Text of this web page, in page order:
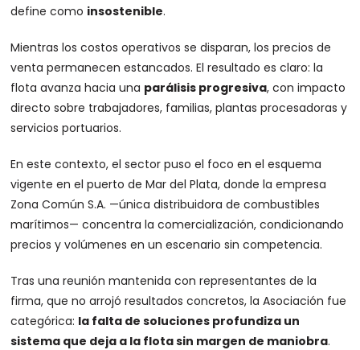
define como insostenible.
Mientras los costos operativos se disparan, los precios de
venta permanecen estancados. El resultado es claro: la
flota avanza hacia una parálisis progresiva, con impacto
directo sobre trabajadores, familias, plantas procesadoras y
servicios portuarios.
En este contexto, el sector puso el foco en el esquema
vigente en el puerto de Mar del Plata, donde la empresa
Zona Común S.A. —única distribuidora de combustibles
marítimos— concentra la comercialización, condicionando
precios y volúmenes en un escenario sin competencia.
Tras una reunión mantenida con representantes de la
firma, que no arrojó resultados concretos, la Asociación fue
categórica: la falta de soluciones profundiza un
sistema que deja a la flota sin margen de maniobra.